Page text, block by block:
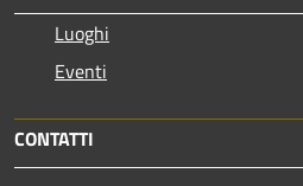
Luoghi
Eventi
CONTATTI